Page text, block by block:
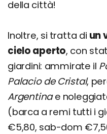
della città!
Inoltre, si tratta di un
cielo aperto, con
giardini: ammirate il
Palacio de Cristal,
Argentinae
(barca a remi tutti i
€5,80, sab-dom